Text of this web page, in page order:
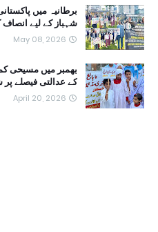
برطانیہ میں
شہباز کے لیے انصاف
May 08, 2026
بھمبر میں مسیحی
کے عدالتی فیصلے
April 20, 2026